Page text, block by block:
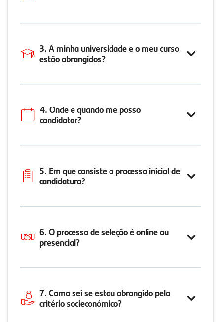
3. A minha universidade e o meu curso
estão abrangidos?
4. Onde e quando me posso
candidatar?
5. Em que consiste o processo inicial de
candidatura?
6. O processo de seleção é online ou
presencial?
7. Como sei se estou abrangido pelo
critério socieconómico?